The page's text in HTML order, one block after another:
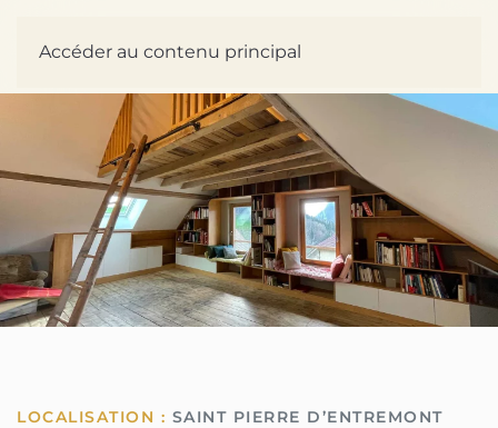
Accéder au contenu principal
LOCALISATION : SAINT PIERRE D’ENTREMONT